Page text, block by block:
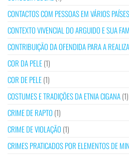
CONTACTOS COM PESSOAS EM VÁRIOS
CONTEXTO VIVENCIAL DO ARGUIDO E SUA
CONTRIBUIÇÃO DA OFENDIDA PARA A
COR DA PELE(1)
COR DE PELE(1)
COSTUMES E TRADIÇÕES DA ETNIA CIGANA(1)
CRIME DE RAPTO (1)
CRIME DE VIOLAÇÃO (1)
CRIMES PRATICADOS POR ELEMENTOS DE